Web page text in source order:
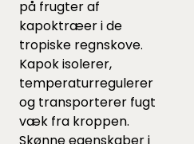
på frugter af
kapoktræer i de
tropiske regnskove.
Kapok isolerer,
temperaturregulerer
og transporterer fugt
væk fra kroppen.